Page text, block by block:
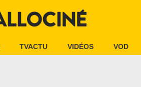
TVACTU VIDÉOS VOD